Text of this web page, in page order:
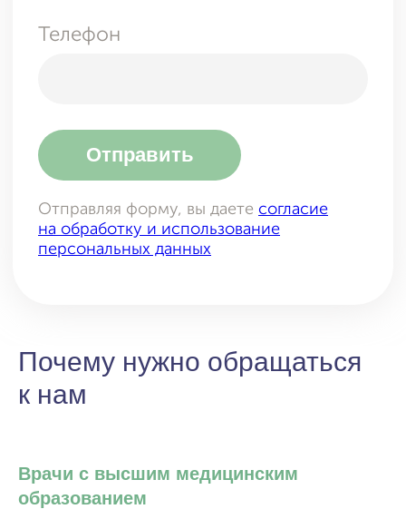
Почему нужно обращаться
к нам
Врачи с высшим медицинским
образованием